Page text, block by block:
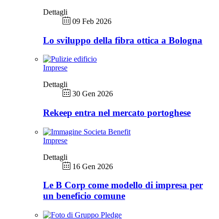
Dettagli
09 Feb 2026
Lo sviluppo della fibra ottica a Bologna
Imprese
Dettagli
30 Gen 2026
Rekeep entra nel mercato portoghese
Imprese
Dettagli
16 Gen 2026
Le B Corp come modello di impresa per
un beneficio comune